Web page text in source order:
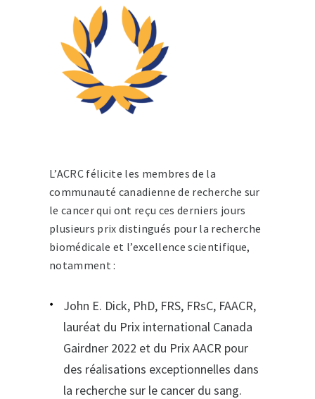
L’ACRC félicite les membres de la
communauté canadienne de recherche sur
le cancer qui ont reçu ces derniers jours
plusieurs prix distingués pour la recherche
biomédicale et l’excellence scientifique,
notamment :
John E. Dick, PhD, FRS, FRsC, FAACR,
lauréat du Prix international Canada
Gairdner 2022 et du Prix AACR pour
des réalisations exceptionnelles dans
la recherche sur le cancer du sang.